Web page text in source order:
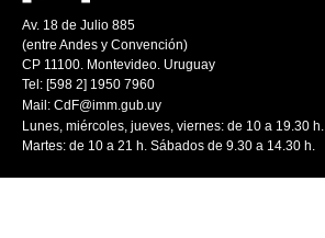
Av. 18 de Julio 885
(entre Andes y Convención)
CP 11100. Montevideo. Uruguay
Tel: [598 2] 1950 7960
Mail: CdF@imm.gub.uy
Lunes, miércoles, jueves, viernes: de 10 a 19.30 h.
Martes: de 10 a 21 h. Sábados de 9.30 a 14.30 h.